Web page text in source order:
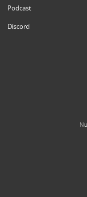
Podcast
Discord